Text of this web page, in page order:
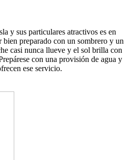
y sus particulares atractivos es en
preparado con un sombrero y un
casi nunca llueve y el sol brilla con
con una provisión de agua y
ese servicio.